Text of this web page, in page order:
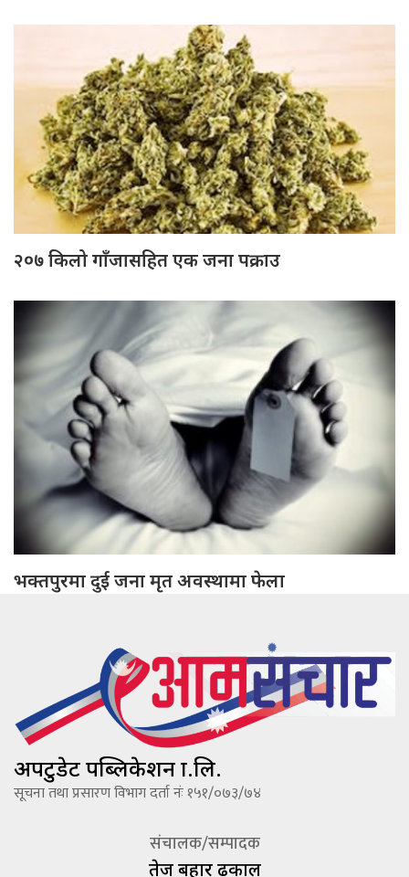
२०७ किलो गाँजासहित एक जना पक्राउ
भक्तपुरमा दुई जना मृत अवस्थामा फेला
अपटुडेट पब्लिकेशन प्रा.लि.
सूचना तथा प्रसारण विभाग दर्ता नंः १५१/०७३/७४
संचालक/सम्पादक
तेज बहादूर ढकाल